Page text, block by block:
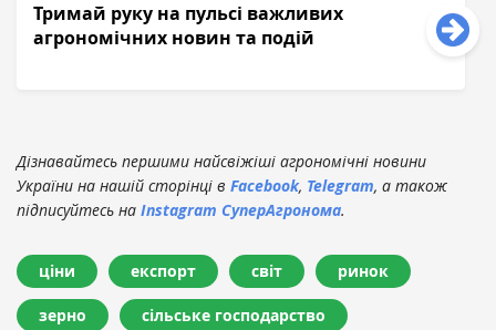
Тримай руку на пульсі важливих
агрономічних новин та подій
Дізнавайтесь першими найсвіжіші агрономічні новини
України на нашій сторінці в Facebook, Telegram, а також
підписуйтесь на Instagram СуперАгронома.
ціни експорт світ ринок
зерно сільське господарство